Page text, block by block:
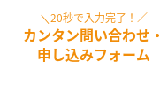
カンタン問い合わせ・
申し込みフォーム